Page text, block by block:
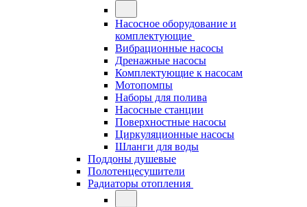
Насосное оборудование и
комплектующие
Вибрационные насосы
Дренажные насосы
Комплектующие к насосам
Мотопомпы
Наборы для полива
Насосные станции
Поверхностные насосы
Циркуляционные насосы
Шланги для воды
Поддоны душевые
Полотенцесушители
Радиаторы отопления